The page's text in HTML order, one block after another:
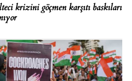
krizini göçmen karşıtı baskıları